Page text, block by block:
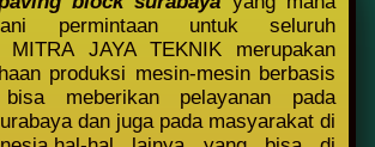
permintaan untuk seluruh
MITRA JAYA TEKNIK merupakan
produksi mesin-mesin berbasis
meberikan pelayanan pada
dan juga pada masyarakat di